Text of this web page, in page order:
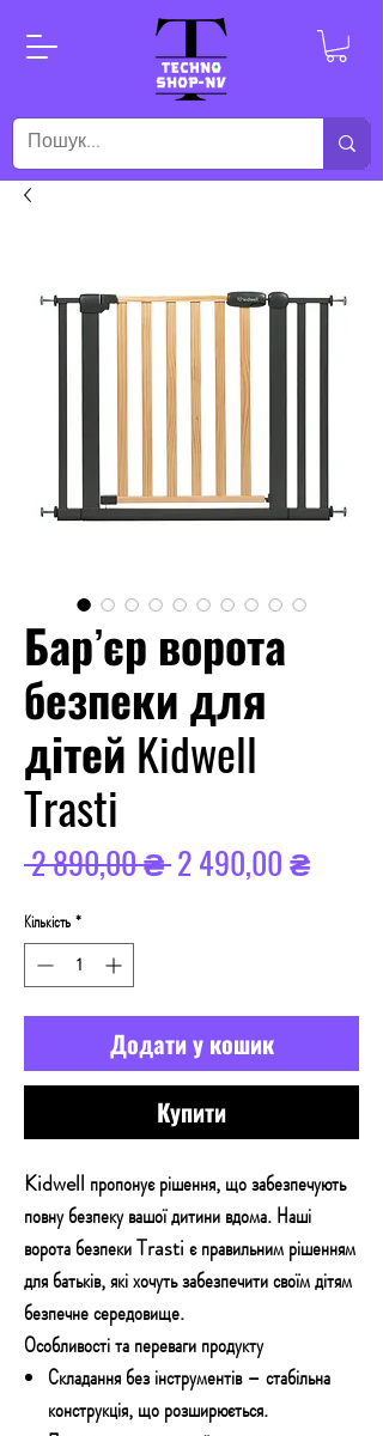
Бар’єр ворота
безпеки для
дітей Kidwell
Trasti
2 890,00 ₴ Звичайна
2 490,00 ₴За
Кількість *
Додати у кошик
Купити
Kidwell пропонує рішення, що забезпечують
повну безпеку вашої дитини вдома. Наші
ворота безпеки Trasti є правильним рішенням
для батьків, які хочуть забезпечити своїм дітям
безпечне середовище.
Особливості та переваги продукту
Складання без інструментів – стабільна
конструкція, що розширюється.